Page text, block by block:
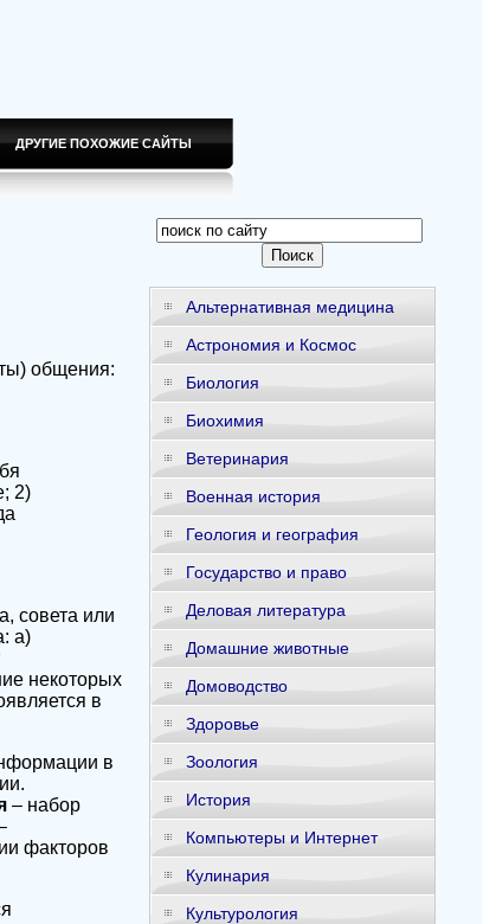
ПОХОЖИЕ САЙТЫ
общения:
2)
совета или
а)
некоторых
в
в
– набор
факторов
Альтернативная медицина
Астрономия и Космос
Биология
Биохимия
Ветеринария
Военная история
Геология и география
Государство и право
Деловая литература
Домашние животные
Домоводство
Здоровье
Зоология
История
Компьютеры и Интернет
Кулинария
Культурология